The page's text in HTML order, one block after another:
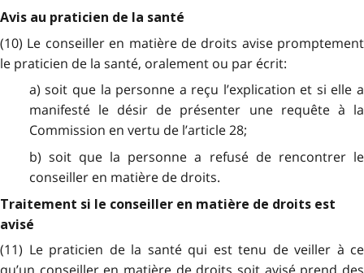
Avis au praticien de la santé
(10) Le conseiller en matière de droits avise promptement
le praticien de la santé, oralement ou par écrit:
a) soit que la personne a reçu l’explication et si elle a
manifesté le désir de présenter une requête à la
Commission en vertu de l’article 28;
b) soit que la personne a refusé de rencontrer le
conseiller en matière de droits.
Traitement si le conseiller en matière de droits est
avisé
(11) Le praticien de la santé qui est tenu de veiller à ce